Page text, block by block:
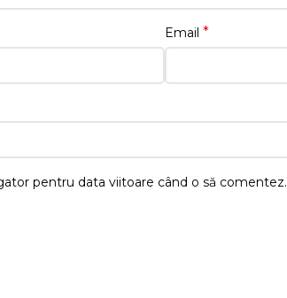
Email *
pentru data viitoare când o să comentez.